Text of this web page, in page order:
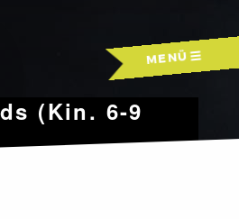
MENÜ
(Kin. 6-9